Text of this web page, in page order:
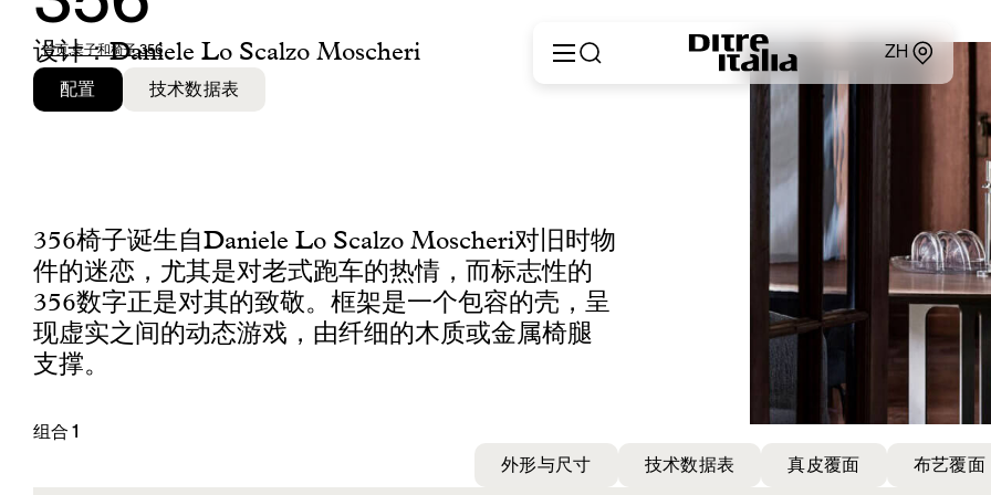
ZH
产品目录和材料
Ditre for Professionals
销售点
新闻和媒体
专属区域
联系方式
Español
Русский
简体中文
首页,桌子和椅子,356
设计：Daniele Lo Scalzo Moscheri
配置 技术数据表
356椅子诞生自Daniele Lo Scalzo Moscheri对旧时物
件的迷恋，尤其是对老式跑车的热情，而标志性的
356数字正是对其的致敬。框架是一个包容的壳，呈
现虚实之间的动态游戏，由纤细的木质或金属椅腿
支撑。
组合 1
外形与尺寸
技术数据表 真皮覆面 布艺覆面